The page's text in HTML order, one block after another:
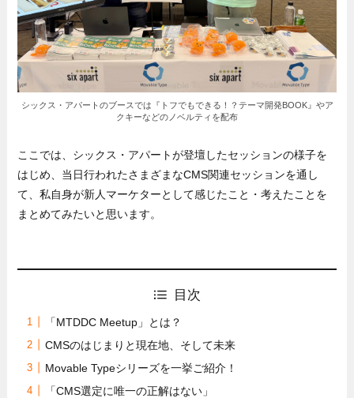
シックス・アパートのブースでは『トフでもできる！？テーマ開発BOOK』やア
クキーなどのノベルティを配布
ここでは、シックス・アパートが登壇したセッションの様子を
はじめ、当日行われたさまざまなCMS関連セッションを通し
て、私自身が新人マーケターとして感じたこと・考えたことを
まとめてみたいと思います。
目次
「MTDDC Meetup」とは？
CMSのはじまりと現在地、そして未来
Movable Typeシリーズを一挙ご紹介！
「CMS選定に唯一の正解はない」